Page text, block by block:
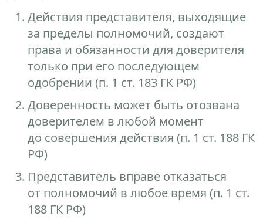
Действия представителя, выходящие
за пределы полномочий, создают
права и обязанности для доверителя
только при его последующем
одобрении (п. 1 ст. 183 ГК РФ)
Доверенность может быть отозвана
доверителем в любой момент
до совершения действия (п. 1 ст. 188 ГК
РФ)
Представитель вправе отказаться
от полномочий в любое время (п. 1 ст.
188 ГК РФ)